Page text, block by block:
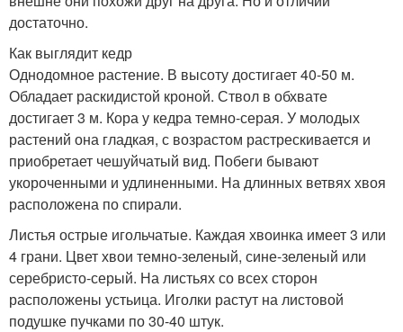
достаточно.
Как выглядит кедр
Однодомное растение. В высоту достигает 40-50 м.
Обладает раскидистой кроной. Ствол в обхвате
достигает 3 м. Кора у кедра темно-серая. У молодых
растений она гладкая, с возрастом растрескивается и
приобретает чешуйчатый вид. Побеги бывают
укороченными и удлиненными. На длинных ветвях хвоя
расположена по спирали.
Листья острые игольчатые. Каждая хвоинка имеет 3 или
4 грани. Цвет хвои темно-зеленый, сине-зеленый или
серебристо-серый. На листьях со всех сторон
расположены устьица. Иголки растут на листовой
подушке пучками по 30-40 штук.